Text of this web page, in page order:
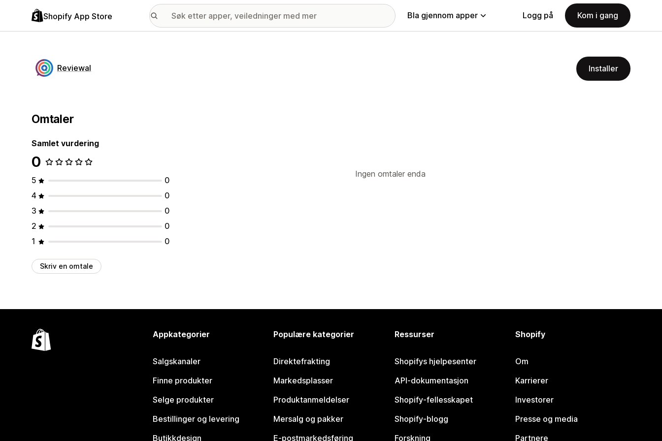
Shopify App Store Bla gjennom apper Logg på Kom i gang
Reviewal Installer
Omtaler
Samlet vurdering
0
5
0
4
0
3
0
2
0
1
0
Skriv en omtale
Ingen omtaler enda
Appkategorier
Salgskanaler
Finne produkter
Selge produkter
Bestillinger og levering
Butikkdesign
Populære kategorier
Direktefrakting
Markedsplasser
Produktanmeldelser
Mersalg og pakker
E-postmarkedsføring
Ressurser
Shopifys hjelpesenter
API-dokumentasjon
Shopify-fellesskapet
Shopify-blogg
Forskning
Shopify
Om
Karrierer
Investorer
Presse og media
Partnere